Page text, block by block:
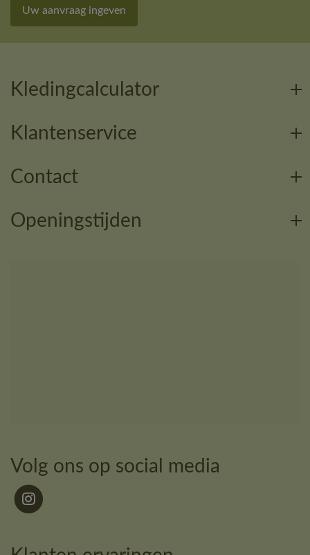
Uw aanvraag ingeven
Kledingcalculator
Klantenservice
Contact
Openingstijden
Volg ons op social media